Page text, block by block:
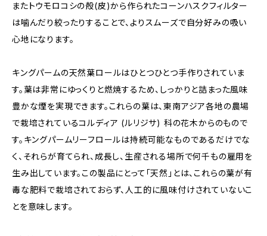
またトウモロコシの殻(皮)から作られたコーンハスクフィルター
は噛んだり絞ったりすることで、よりスムーズで自分好みの吸い
心地になります。
キングパームの天然葉ロールはひとつひとつ手作りされていま
す。葉は非常にゆっくりと燃焼するため、しっかりと詰まった風味
豊かな煙を実現できます。これらの葉は、東南アジア各地の農場
で栽培されているコルディア (ルリジサ) 科の花木からのもので
す。キングパームリーフロールは持続可能なものであるだけでな
く、それらが育てられ、成長し、生産される場所で何千もの雇用を
生み出しています。この製品にとって「天然」とは、これらの葉が有
毒な肥料で栽培されておらず、人工的に風味付けされていないこ
とを意味します。